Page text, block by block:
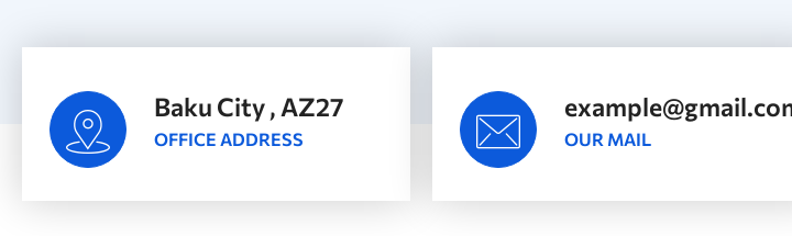
Baku City , AZ27
OFFICE ADDRESS OUR MAIL